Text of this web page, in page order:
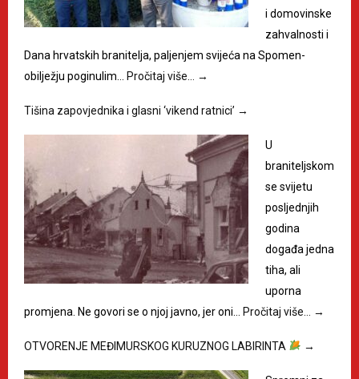
i domovinske
zahvalnosti i
Dana hrvatskih branitelja, paljenjem svijeća na Spomen-
obilježju poginulim…
Pročitaj više… →
Tišina zapovjednika i glasni ‘vikend ratnici’ →
U
braniteljskom
se svijetu
posljednjih
godina
događa jedna
tiha, ali
uporna
promjena. Ne govori se o njoj javno, jer oni…
Pročitaj više… →
OTVORENJE MEĐIMURSKOG KURUZNOG LABIRINTA →